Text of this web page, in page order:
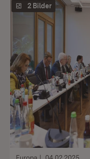
2 Bilder